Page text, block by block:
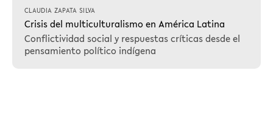
CLAUDIA ZAPATA SILVA
Crisis del multiculturalismo en América Latina
Conflictividad social y respuestas críticas desde el
pensamiento político indígena